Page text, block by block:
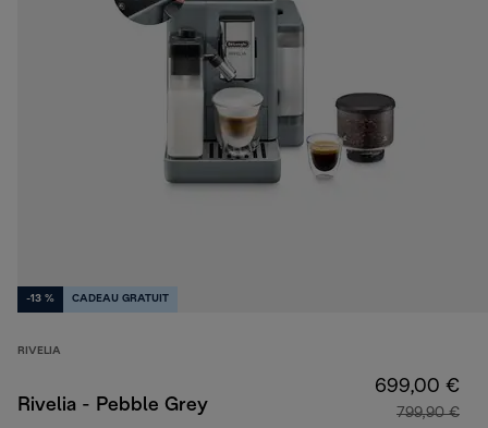
-13 % CADEAU GRATUIT
RIVELIA
Rivelia - Pebble Grey
699,00 €
799,90 €